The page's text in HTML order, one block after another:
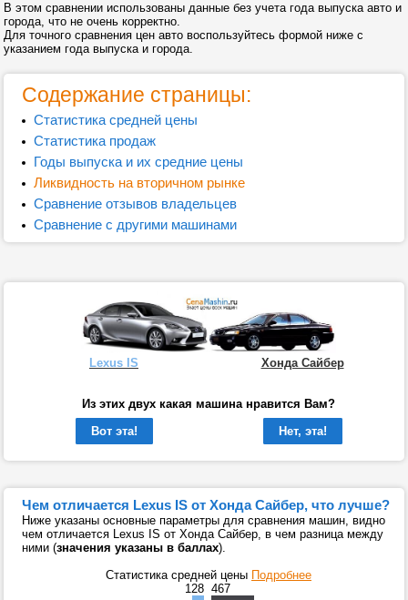
В этом сравнении использованы данные без учета года выпуска авто и
города, что не очень корректно.
Для точного сравнения цен авто воспользуйтесь формой ниже с
указанием года выпуска и города.
Содержание страницы:
Статистика средней цены
Статистика продаж
Годы выпуска и их средние цены
Ликвидность на вторичном рынке
Сравнение отзывов владельцев
Сравнение с другими машинами
Lexus IS Хонда Сайбер
Из этих двух какая машина нравится Вам?
Вот эта!
Нет, эта!
Чем отличается Lexus IS от Хонда Сайбер, что лучше?
Ниже указаны основные параметры для сравнения машин, видно
чем отличается Lexus IS от Хонда Сайбер, в чем разница между
ними (значения указаны в баллах).
Статистика средней цены Подробнее
128 467